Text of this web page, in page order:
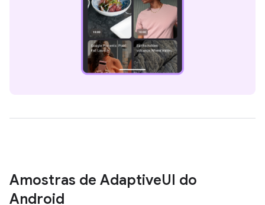
Amostras de AdaptiveUI do
Android